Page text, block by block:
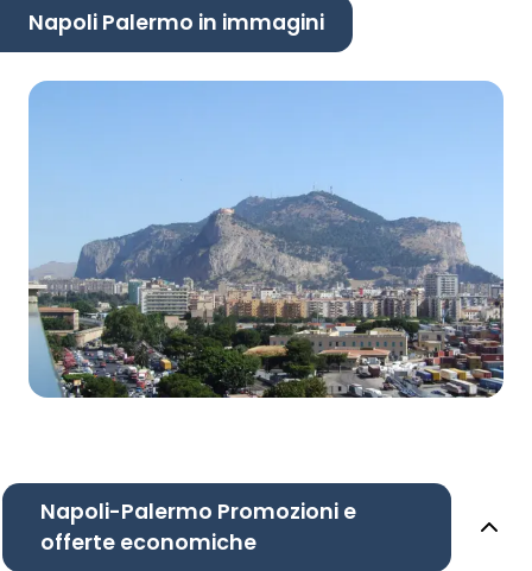
Napoli Palermo in immagini
Napoli-Palermo Promozioni e
offerte economiche